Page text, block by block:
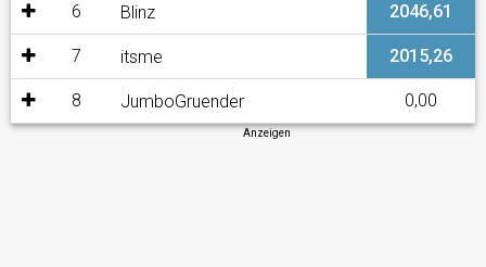
6 Blinz 2046,61
7 itsme 2015,26
8 JumboGruender 0,00
Anzeigen